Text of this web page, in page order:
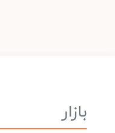
بازار